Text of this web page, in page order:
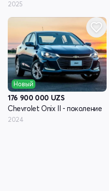
2025
Новый
176 900 000 UZS
Chevrolet Onix II - поколение
2024